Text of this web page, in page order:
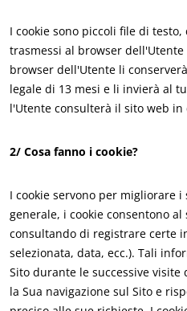
ECOCERT
Chi siamo
(cinese)
Corea del Sud (coreano)
Giappone (giapponese)
Argentina (spagnolo)
Brasile (portoghese)
(francese)
Canada (inglese)
Cile (spagnolo)
I cookie sono piccoli file di
trasmessi al browser
browser dell'Utente li
legale di 13 mesi e li invierà al
l'Utente consulterà il sito web in
2/ Cosa fanno i cookie?
I cookie servono per migliorare
generale, i cookie consentono
consultando di registrare certe
selezionata, data, ecc.). Tali
Sito durante le successive
la Sua navigazione sul Sito e